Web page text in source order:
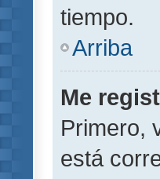
tiempo.
Arriba
Me
Primero,
está